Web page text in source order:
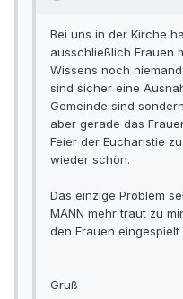
Bei uns in der Kirche
ausschließlich Frauen
Wissens noch
sind sicher eine
Gemeinde sind
aber gerade das
Feier der Eucharistie
wieder schön.
Das einzige Problem
MANN mehr traut zu
den Frauen eingespielt
Gruß